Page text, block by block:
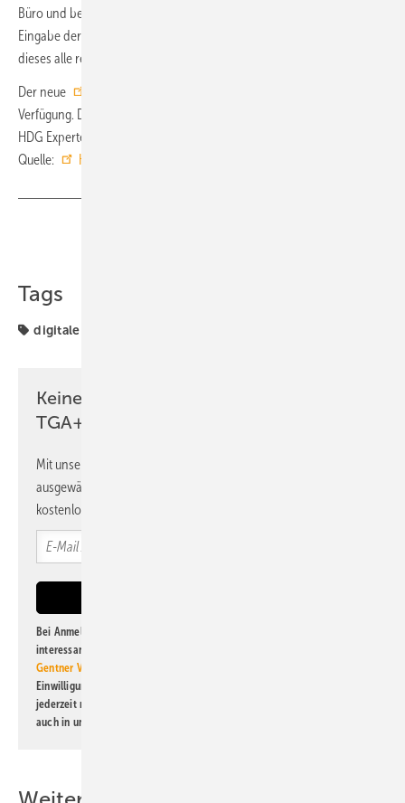
Büro und beschleunigt die Inbetriebnahme vor Ort. Durch die
Eingabe der jeweiligen Schema-Nummer am HDG Heizsystem stellt
dieses alle regelungstechnischen Komponenten selbstständig ein.
Der neue
Verfügung. Der Zugriff erfolgt direkt über die HDG Website oder das
HDG ExpertenNet. ■
Quelle:
HDG Bavaria
Tags
digitale Tools
Keine Zeit? Kein Problem mit dem
TGA+E Newsletter!
Mit unserem Newsletter erhalten Sie regelmäßig von uns
ausgewählte Informationen und Neuigkeiten, gebündelt und
kostenlos direkt ins Postfach.
Bei Anmeldung zu diesem Newsletter bin ich damit einverstanden, über
interessante Verlags- und Online-Angebote
Gentner Verlag GmbH & Co. KG
Einwilligung kann ich jederzeit widerrufen und eine Abmeldung ist
jederzeit möglich. Informationen zum Umgang mit Daten finden Sie
auch in unserer